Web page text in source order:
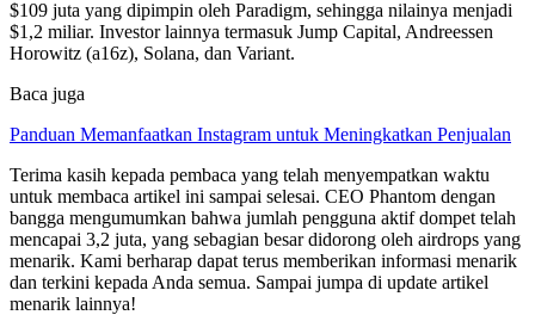
$109 juta yang dipimpin oleh Paradigm, sehingga nilainya menjadi
$1,2 miliar. Investor lainnya termasuk Jump Capital, Andreessen
Horowitz (a16z), Solana, dan Variant.
Baca juga
Panduan Memanfaatkan Instagram untuk Meningkatkan Penjualan
Terima kasih kepada pembaca yang telah menyempatkan waktu
untuk membaca artikel ini sampai selesai. CEO Phantom dengan
bangga mengumumkan bahwa jumlah pengguna aktif dompet telah
mencapai 3,2 juta, yang sebagian besar didorong oleh airdrops yang
menarik. Kami berharap dapat terus memberikan informasi menarik
dan terkini kepada Anda semua. Sampai jumpa di update artikel
menarik lainnya!